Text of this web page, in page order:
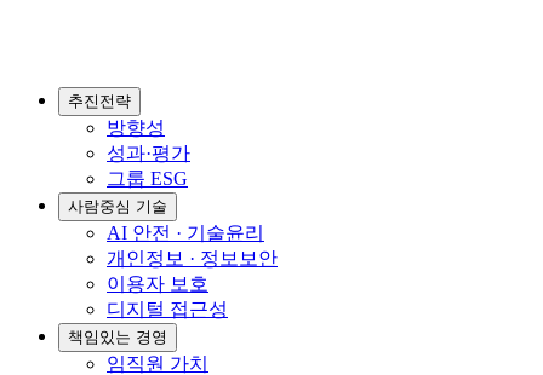
추진전략
방향성
성과·평가
그룹 ESG
사람중심 기술
AI 안전 · 기술윤리
개인정보 · 정보보안
이용자 보호
디지털 접근성
책임있는 경영
임직원 가치